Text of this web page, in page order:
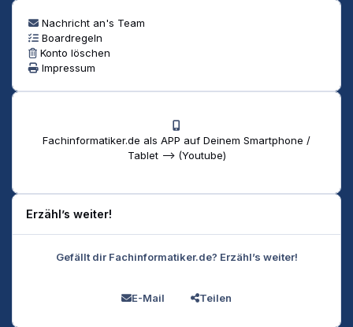
Nachricht an's Team
Boardregeln
Konto löschen
Impressum
Fachinformatiker.de als APP auf Deinem Smartphone /
Tablet --> (Youtube)
Erzähl’s weiter!
Gefällt dir Fachinformatiker.de? Erzähl’s weiter!
E-Mail Teilen